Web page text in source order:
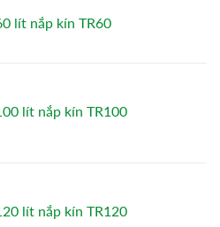
lít nắp kín TR60
lít nắp kín TR100
lít nắp kín TR120